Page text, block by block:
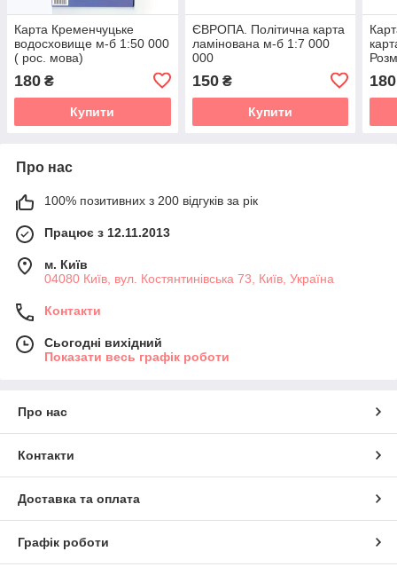
Карта Кременчуцьке
водосховище м-б 1:50 000
( рос. мова)
180 ₴
Купити
ЄВРОПА. Політична карта
ламінована м-б 1:7 000
000
150₴
Купити
180
Про нас
100% позитивних з 200 відгуків за рік
Працює з 12.11.2013
м. Київ
04080 Київ, вул. Костянтинівська 73, Київ, Україна
Контакти
Сьогодні вихідний
Показати весь графік роботи
Про нас
Контакти
Доставка та оплата
Графік роботи